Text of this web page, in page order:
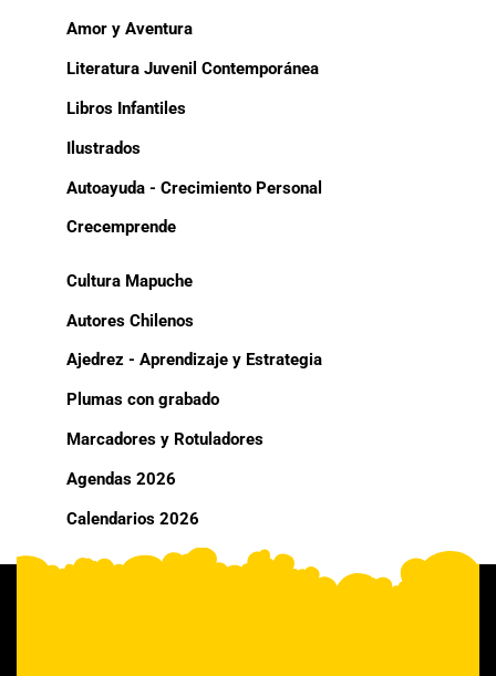
Amor y Aventura
Literatura Juvenil Contemporánea
Libros Infantiles
Ilustrados
Autoayuda - Crecimiento Personal
Crecemprende
Cultura Mapuche
Autores Chilenos
Ajedrez - Aprendizaje y Estrategia
Plumas con grabado
Marcadores y Rotuladores
Agendas 2026
Calendarios 2026